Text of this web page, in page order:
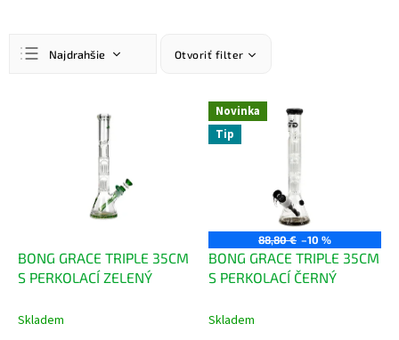
o
Najdrahšie
Najpredávanejšie
Abecedne
Otvoriť filter
BONG GRACE TRIPLE 35CM
S PERKOLACÍ ZELENÝ
Skladem
Novinka
Tip
88,80 € –10 %
BONG GRACE TRIPLE 35CM
S PERKOLACÍ ČERNÝ
Skladem